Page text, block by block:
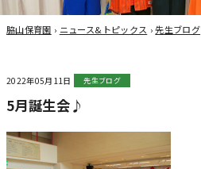
脇山保育園 › ニュース&トピックス ›先生ブログ
2022年05月11日 先生ブログ
5月誕生会♪